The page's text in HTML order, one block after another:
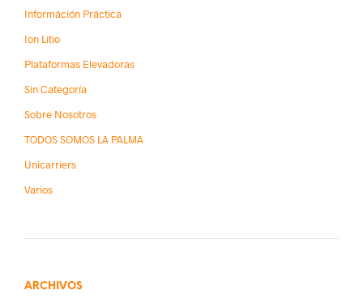
Információn Práctica
Ion Litio
Plataformas Elevadoras
Sin Categoría
Sobre Nosotros
TODOS SOMOS LA PALMA
Unicarriers
Varios
ARCHIVOS